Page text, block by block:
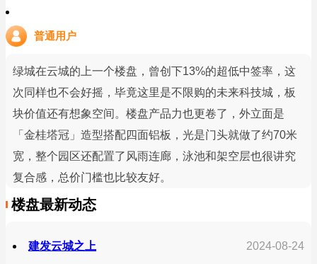
普通用户
绿城在云城的上一个楼盘，曾创下13%的超低中签率，这
次同样也不会好摇，毕竟这里是不限购的未来科技城，板
块价值还有想象空间。楼盘产品力也更卷了，外立面是
「金桂塔冠」造型搭配四面铝板，光是门头就做了约70米
宽，整个园区还配置了风雨连廊，泳池和架空层也很讲究
复合感，总价门槛也比较友好。
楼盘最新动态
建发云城之上 2024-08-24